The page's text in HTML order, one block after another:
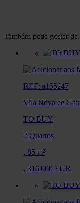
Também pode gostar
REF: a155247
Vila Nova de Gaia
TO BUY
2 Quartos
, 85 m²
, 316.000 EUR